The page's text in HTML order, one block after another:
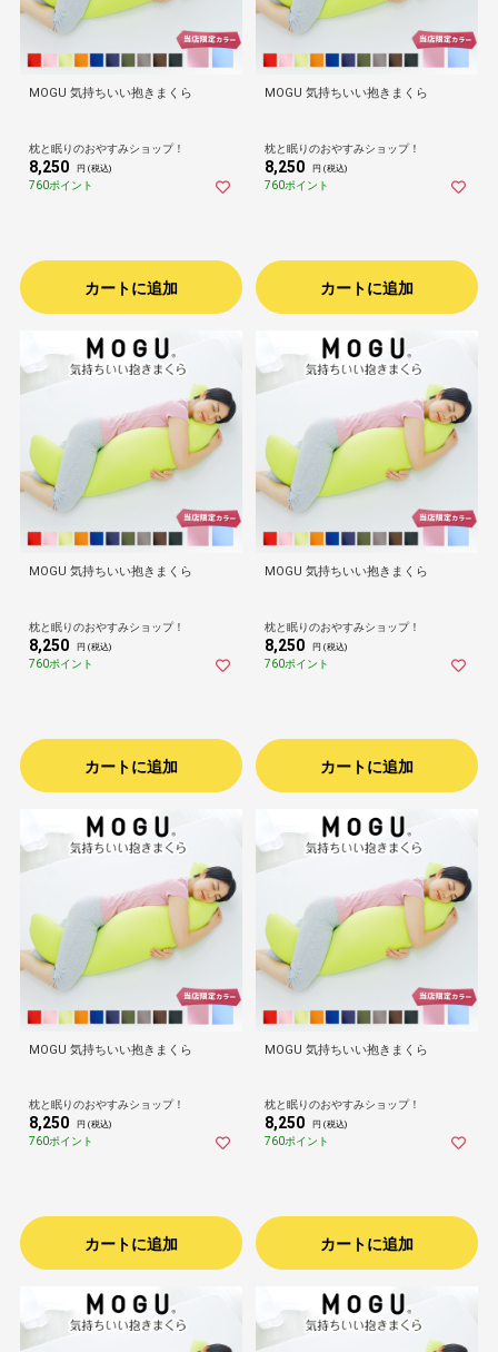
MOGU 気持ちいい抱きまくら
枕と眠りのおやすみショップ！
8,250 円 (税込)
760ポイント
カートに追加
MOGU 気持ちいい抱きまくら
枕と眠りのおやすみショップ！
8,250 円 (税込)
760ポイント
カートに追加
MOGU 気持ちいい抱きまくら
枕と眠りのおやすみショップ！
8,250 円 (税込)
760ポイント
カートに追加
MOGU 気持ちいい抱きまくら
枕と眠りのおやすみショップ！
8,250 円 (税込)
760ポイント
カートに追加
MOGU 気持ちいい抱きまくら
枕と眠りのおやすみショップ！
8,250 円 (税込)
760ポイント
カートに追加
MOGU 気持ちいい抱きまくら
枕と眠りのおやすみショップ！
8,250 円 (税込)
760ポイント
カートに追加